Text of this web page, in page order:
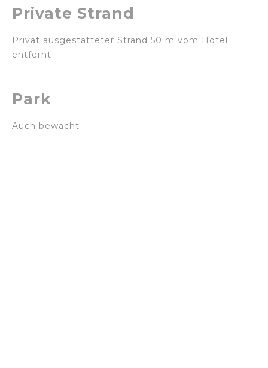
Private Strand
Privat ausgestatteter Strand 50 m vom Hotel
entfernt
Park
Auch bewacht